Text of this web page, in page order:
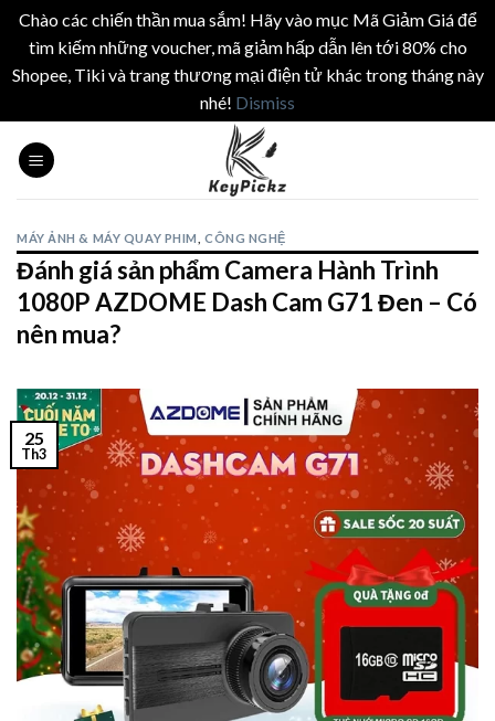
Chào các chiến thần mua sắm! Hãy vào mục Mã Giảm Giá để
tìm kiếm những voucher, mã giảm hấp dẫn lên tới 80% cho
Shopee, Tiki và trang thương mại điện tử khác trong tháng này
nhé! Dismiss
MÁY ẢNH & MÁY QUAY PHIM ,CÔNG NGHỆ
Đánh giá sản phẩm Camera Hành Trình
1080P AZDOME Dash Cam G71 Đen – Có
nên mua?
25
Th3